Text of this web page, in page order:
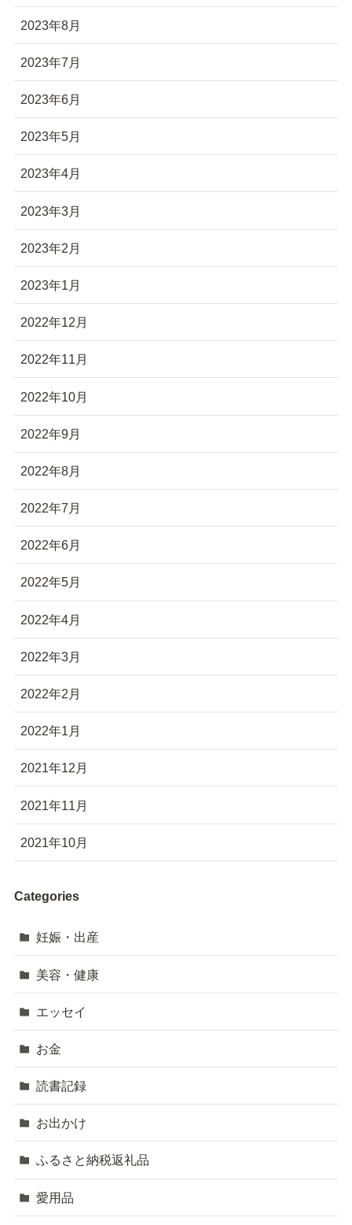
2023年8月
2023年7月
2023年6月
2023年5月
2023年4月
2023年3月
2023年2月
2023年1月
2022年12月
2022年11月
2022年10月
2022年9月
2022年8月
2022年7月
2022年6月
2022年5月
2022年4月
2022年3月
2022年2月
2022年1月
2021年12月
2021年11月
2021年10月
Categories
妊娠・出産
美容・健康
エッセイ
お金
読書記録
お出かけ
ふるさと納税返礼品
愛用品